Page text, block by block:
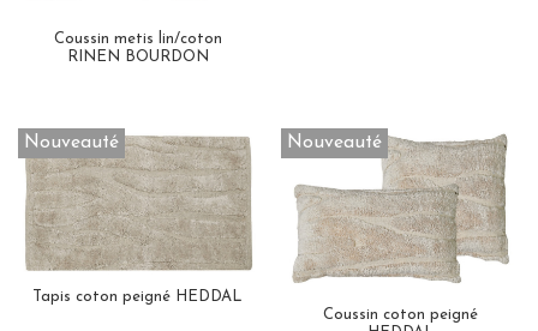
Coussin metis lin/coton
RINEN BOURDON
Nouveauté
Tapis coton peigné HEDDAL
Nouveauté
Coussin coton peigné